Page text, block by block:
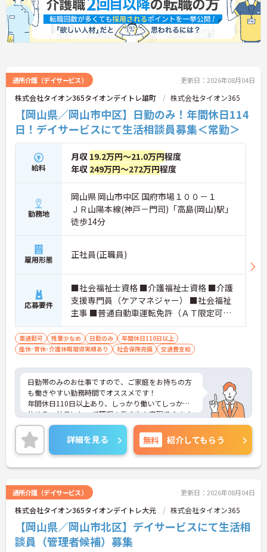
通所介護（デイサービス） 更新日：2026年08月04日
株式会社タイオン365タイオンデイトレ雄町 株式会社タイオン365
【岡山県／岡山市中区】日勤のみ！年間休日114
日！デイサービスにて生活相談員募集＜常勤＞
給料
月収 19.2万円～21.0万円程度
年収 249万円～272万円程度
勤務地
岡山県 岡山市中区 国府市場１００－１
ＪＲ山陽本線(神戸－門司)「高島(岡山)駅」
徒歩14分
雇用形態 正社員(正職員)
応募要件
■社会福祉士資格 ■介護福祉士資格 ■介護
支援専門員（ケアマネジャー） ■社会福祉
主事 ■普通自動車運転免許（ＡＴ限定可）
■ワード、エクセルの簡単な操作、インタ
ーネットの閲覧ができる方 ■介護施設での
勤務実績のある方歓迎
車通勤可 残業少なめ 日勤のみ
年間休日110日以上
産休･育休･介護休暇取得実績あり
社会保険完備 交通費支給
日勤帯のみのお仕事ですので、ご家庭をお持ちの方
も働きやすい勤務時間でオススメです！
年間休日110日以上あり、しっかり働いてしっかり
休める、社員にとって理想の働き方を実現できます
♪
ご興味ある方には、面接対策ポイントなど、さらに
詳細をお話しいたしますのでお気軽にご相談くださ
い。
詳細を見る 無料 紹介してもらう
通所介護（デイサービス） 更新日：2026年08月04日
株式会社タイオン365タイオンデイトレ大元 株式会社タイオン365
【岡山県／岡山市北区】デイサービスにて生活相
談員（管理者候補）募集